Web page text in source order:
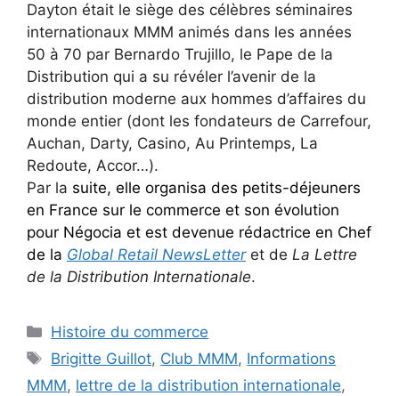
Dayton était le siège des célèbres séminaires
internationaux MMM animés dans les années
50 à 70 par Bernardo Trujillo, le Pape de la
Distribution qui a su révéler l’avenir de la
distribution moderne aux hommes d’affaires du
monde entier (dont les fondateurs de Carrefour,
Auchan, Darty, Casino, Au Printemps, La
Redoute, Accor…).
Par la suite, elle organisa des petits-déjeuners
en France sur le commerce et son évolution
pour Négocia et est devenue rédactrice en Chef
de la Global Retail NewsLetteret de La Lettre
de la Distribution Internationale.
Catégories
Histoire du commerce
Étiquettes
Brigitte Guillot, Club MMM, Informations
MMM, lettre de la distribution internationale,